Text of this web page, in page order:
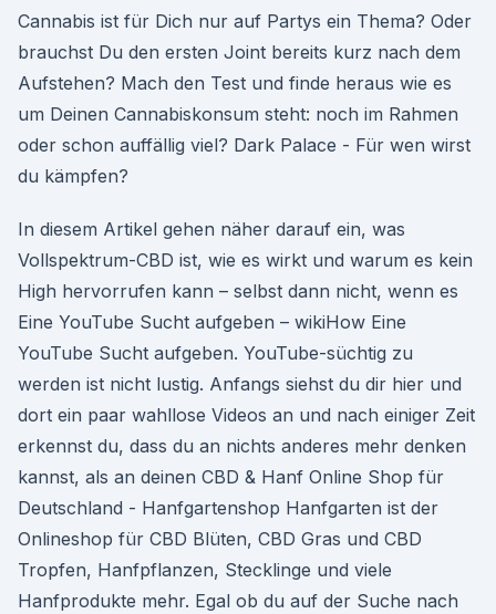
Cannabis ist für Dich nur auf Partys ein Thema? Oder
brauchst Du den ersten Joint bereits kurz nach dem
Aufstehen? Mach den Test und finde heraus wie es
um Deinen Cannabiskonsum steht: noch im Rahmen
oder schon auffällig viel? Dark Palace - Für wen wirst
du kämpfen?
In diesem Artikel gehen näher darauf ein, was
Vollspektrum-CBD ist, wie es wirkt und warum es kein
High hervorrufen kann – selbst dann nicht, wenn es
Eine YouTube Sucht aufgeben – wikiHow Eine
YouTube Sucht aufgeben. YouTube-süchtig zu
werden ist nicht lustig. Anfangs siehst du dir hier und
dort ein paar wahllose Videos an und nach einiger Zeit
erkennst du, dass du an nichts anderes mehr denken
kannst, als an deinen CBD & Hanf Online Shop für
Deutschland - Hanfgartenshop Hanfgarten ist der
Onlineshop für CBD Blüten, CBD Gras und CBD
Tropfen, Hanfpflanzen, Stecklinge und viele
Hanfprodukte mehr. Egal ob du auf der Suche nach